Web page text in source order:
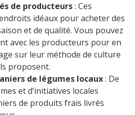
de producteurs: Ces
idéaux pour acheter des
et de qualité. Vous pouvez
avec les producteurs pour en
sur leur méthode de culture
proposent.
de légumes locaux: De
et d’initiatives locales
de produits frais livrés